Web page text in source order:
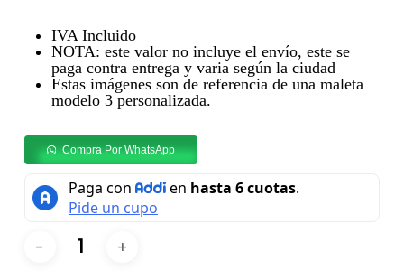
IVA Incluido
NOTA: este valor no incluye el envío, este se
paga contra entrega y varia según la ciudad
Estas imágenes son de referencia de una maleta
modelo 3 personalizada.
Compra Por WhatsApp